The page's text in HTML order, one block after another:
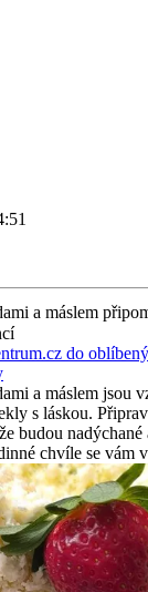
a máslem
do
a máslem jsou
s láskou.
budou nadýchané
chvíle se vám